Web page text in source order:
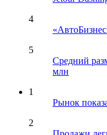
4
5
Средний
млн
1
Рынок
2